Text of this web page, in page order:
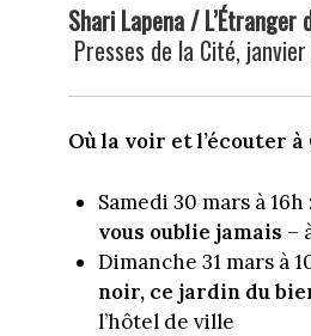
Shari Lapena / L’Étranger
Presses de la Cité,
Où la voir et l’écouter à
Samedi 30 mars à 16h :
vous oublie jamais –
Dimanche 31 mars à
noir, ce jardin du
l’hôtel de ville